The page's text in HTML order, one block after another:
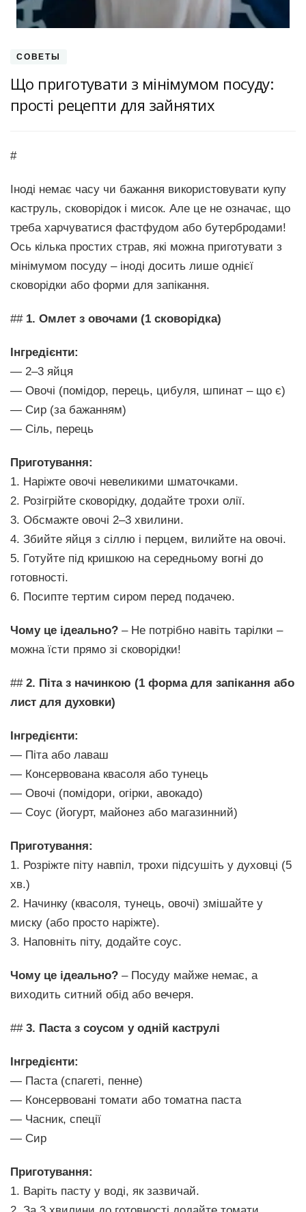
СОВЕТЫ
Що приготувати з мінімумом посуду:
прості рецепти для зайнятих
#
Іноді немає часу чи бажання використовувати купу
каструль, сковорідок і мисок. Але це не означає, що
треба харчуватися фастфудом або бутербродами!
Ось кілька простих страв, які можна приготувати з
мінімумом посуду – іноді досить лише однієї
сковорідки або форми для запікання.
## 1. Омлет з овочами (1 сковорідка)
Інгредієнти:
— 2–3 яйця
— Овочі (помідор, перець, цибуля, шпинат – що є)
— Сир (за бажанням)
— Сіль, перець
Приготування:
1. Наріжте овочі невеликими шматочками.
2. Розігрійте сковорідку, додайте трохи олії.
3. Обсмажте овочі 2–3 хвилини.
4. Збийте яйця з сіллю і перцем, вилийте на овочі.
5. Готуйте під кришкою на середньому вогні до
готовності.
6. Посипте тертим сиром перед подачею.
Чому це ідеально? – Не потрібно навіть тарілки –
можна їсти прямо зі сковорідки!
## 2. Піта з начинкою (1 форма для запікання або
лист для духовки)
Інгредієнти:
— Піта або лаваш
— Консервована квасоля або тунець
— Овочі (помідори, огірки, авокадо)
— Соус (йогурт, майонез або магазинний)
Приготування:
1. Розріжте піту навпіл, трохи підсушіть у духовці (5
хв.)
2. Начинку (квасоля, тунець, овочі) змішайте у
миску (або просто наріжте).
3. Наповніть піту, додайте соус.
Чому це ідеально? – Посуду майже немає, а
виходить ситний обід або вечеря.
## 3. Паста з соусом у одній каструлі
Інгредієнти:
— Паста (спагеті, пенне)
— Консервовані томати або томатна паста
— Часник, спеції
— Сир
Приготування:
1. Варіть пасту у воді, як зазвичай.